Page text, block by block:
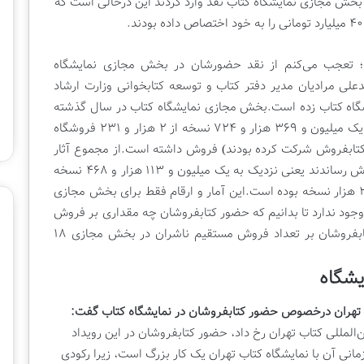
تعجب می‌کنم از نقد حضورشان در بخش مجازی نمایشگاه
مرادیان مدیر دفتر کتاب و توسعه کتابخوانی وزارت ارشاد
کتاب زده است.بخش مجازی نمایشگاه کتاب در سال گذشته
با توجه به آمار خانه کتاب و ادبیات ایران نزدیک به یک میلیون و ۳۶۹ هزار و ۷۲۴ نسخه از ۲ هزار و ۲۳۱ فروشگاه
از مجموع آثار
به فروش رسیده هم ۸۲ درصدش را ناشران به فروش رساندند یعنی نزدیک به یک میلیون و ۱۱۳ هزار و ۴۶۸ نسخه
این آمار و ارقام فقط برای بخش مجازی
ندارد تا بدانیم که حضور کتابفروشان چه مقداری بر فروش
کل ناشران تأثیر گذاشته است با این حال تأثیر کتابفروشان بر تعداد فروش مستقیم ناشران در بخش مجازی ۱۸
درخصوص حضور کتابفروشان در نمایشگاه کتاب گفت:
کتاب تهران رخ داد، حضور کتابفروشان در این رویداد
با نمایشگاه کتاب تهران یک کار بزرگ است، زیرا رکودی
تلویزیونی |
ر
ت
م
ا
ل
ب
ر
ا
ی
ر
گ
ی
م
ا
چهار احتمال برای برگزاری نمایشگاه
بین‌المللی کتاب تهران